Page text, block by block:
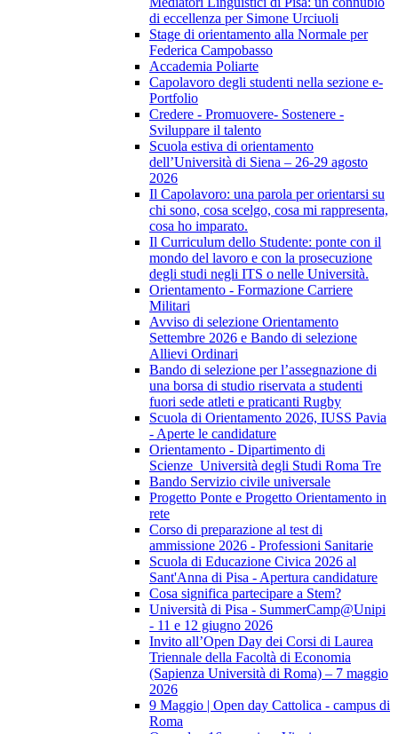
di eccellenza per Simone Urciuoli
Stage di orientamento alla Normale per
Federica Campobasso
Accademia Poliarte
Capolavoro degli studenti nella sezione e-
Portfolio
Credere - Promuovere- Sostenere -
Sviluppare il talento
Scuola estiva di orientamento
dell’Università di Siena – 26-29 agosto
2026
Il Capolavoro: una parola per orientarsi su
chi sono, cosa scelgo, cosa mi rappresenta,
cosa ho imparato.
Il Curriculum dello Studente: ponte con il
mondo del lavoro e con la prosecuzione
degli studi negli ITS o nelle Università.
Orientamento - Formazione Carriere
Militari
Avviso di selezione Orientamento
Settembre 2026 e Bando di selezione
Allievi Ordinari
Bando di selezione per l’assegnazione di
una borsa di studio riservata a studenti
fuori sede atleti e praticanti Rugby
Scuola di Orientamento 2026, IUSS Pavia
- Aperte le candidature
Orientamento - Dipartimento di
Scienze_Università degli Studi Roma Tre
Bando Servizio civile universale
Progetto Ponte e Progetto Orientamento in
rete
Corso di preparazione al test di
ammissione 2026 - Professioni Sanitarie
Scuola di Educazione Civica 2026 al
Sant'Anna di Pisa - Apertura candidature
Cosa significa partecipare a Stem?
Università di Pisa - SummerCamp@Unipi
- 11 e 12 giugno 2026
Invito all’Open Day dei Corsi di Laurea
Triennale della Facoltà di Economia
(Sapienza Università di Roma) – 7 maggio
2026
9 Maggio | Open day Cattolica - campus di
Roma